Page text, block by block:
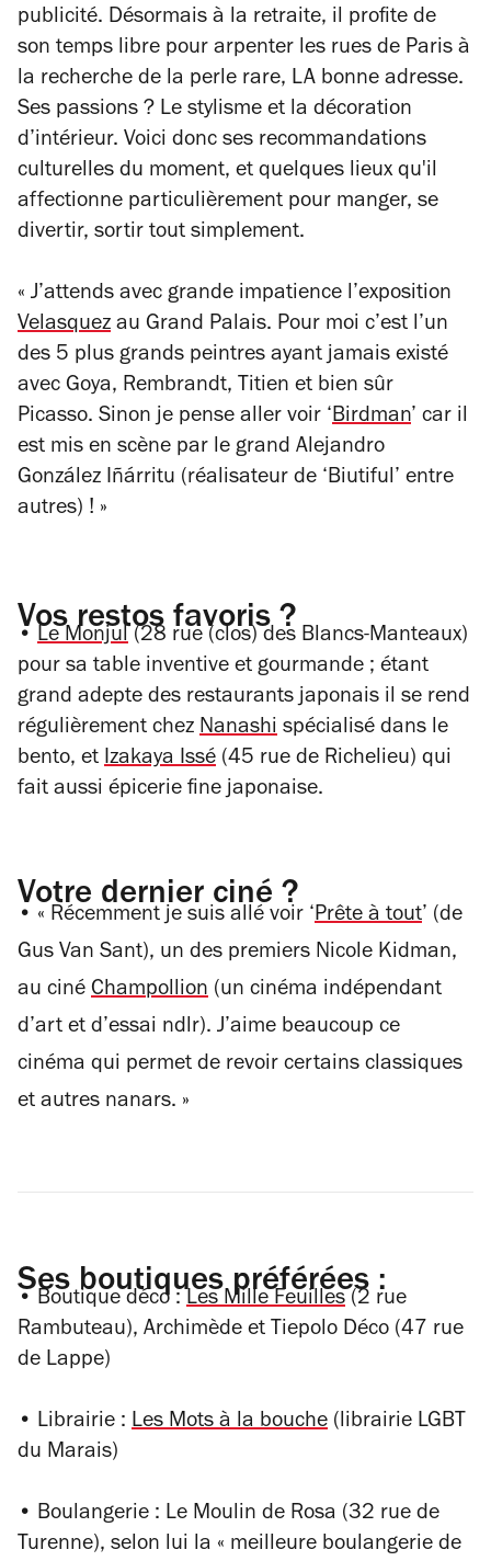
publicité. Désormais à la retraite, il profite de
son temps libre pour arpenter les rues de Paris à
la recherche de la perle rare, LA bonne adresse.
Ses passions ? Le stylisme et la décoration
d’intérieur. Voici donc ses recommandations
culturelles du moment, et quelques lieux qu'il
affectionne particulièrement pour manger, se
divertir, sortir tout simplement.
« J’attends avec grande impatience l’exposition
Velasquez au Grand Palais. Pour moi c’est l’un
des 5 plus grands peintres ayant jamais existé
avec Goya, Rembrandt, Titien et bien sûr
Picasso. Sinon je pense aller voir ‘Birdman’ car il
est mis en scène par le grand Alejandro
González Iñárritu (réalisateur de ‘Biutiful’ entre
autres) ! »
Vos restos favoris ?
• Le Monjul (28 rue (clos) des Blancs-Manteaux)
pour sa table inventive et gourmande ; étant
grand adepte des restaurants japonais il se rend
régulièrement chez Nanashi spécialisé dans le
bento, et Izakaya Issé (45 rue de Richelieu) qui
fait aussi épicerie fine japonaise.
Votre dernier ciné ?
• « Récemment je suis allé voir ‘Prête à tout’ (de
Gus Van Sant), un des premiers Nicole Kidman,
au ciné Champollion (un cinéma indépendant
d’art et d’essai ndlr). J’aime beaucoup ce
cinéma qui permet de revoir certains classiques
et autres nanars. »
Ses boutiques préférées :
• Boutique déco : Les Mille Feuilles (2 rue
Rambuteau), Archimède et Tiepolo Déco (47 rue
de Lappe)
• Librairie : Les Mots à la bouche (librairie LGBT
du Marais)
• Boulangerie : Le Moulin de Rosa (32 rue de
Turenne), selon lui la « meilleure boulangerie de